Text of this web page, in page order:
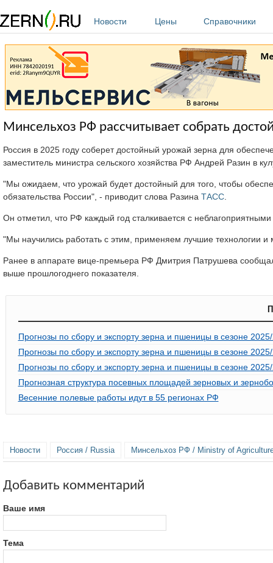
Новости
Цены Справочники
Минсельхоз РФ рассчитывает собрать
Россия в 2025 году соберет достойный урожай зерна для
заместитель министра сельского хозяйства РФ Андрей Разин в
"Мы ожидаем, что урожай будет достойный для того, чтобы
обязательства России", - приводит слова Разина ТАСС
Он отметил, что РФ каждый год сталкивается с
"Мы научились работать с этим, применяем лучшие технологии
Ранее в аппарате вице-премьера РФ Дмитрия Патрушева
выше прошлогоднего показателя.
Прогнозы по сбору и экспорту зерна и пшеницы в сезоне
Прогнозы по сбору и экспорту зерна и пшеницы в сезоне
Прогнозы по сбору и экспорту зерна и пшеницы в сезоне
Прогнозная структура посевных площадей зерновых и
Весенние полевые работы идут в 55 регионах РФ
Новости Россия / Russia Минсельхоз РФ / Ministry of
Добавить комментарий
Ваше имя
Тема